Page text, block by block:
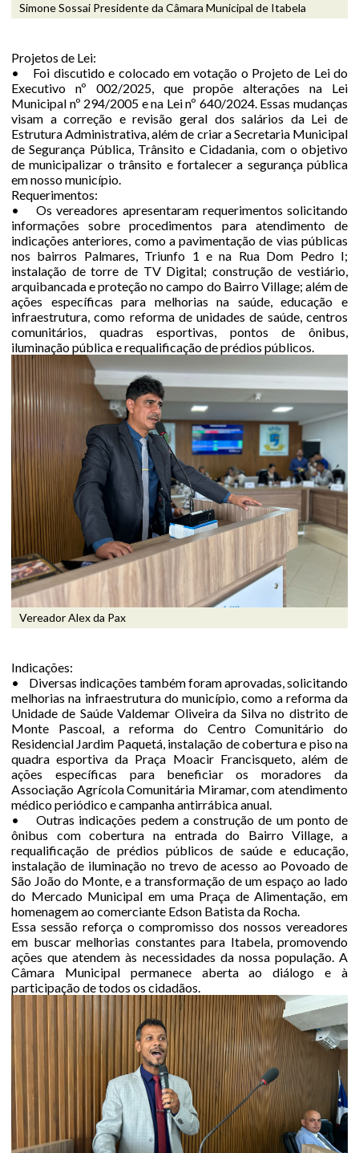
Simone Sossai Presidente da Câmara Municipal de Itabela
Projetos de Lei:
• Foi discutido e colocado em votação o Projeto de Lei do
Executivo nº 002/2025, que propõe alterações na Lei
Municipal nº 294/2005 e na Lei nº 640/2024. Essas mudanças
visam a correção e revisão geral dos salários da Lei de
Estrutura Administrativa, além de criar a Secretaria Municipal
de Segurança Pública, Trânsito e Cidadania, com o objetivo
de municipalizar o trânsito e fortalecer a segurança pública
em nosso município.
Requerimentos:
• Os vereadores apresentaram requerimentos solicitando
informações sobre procedimentos para atendimento de
indicações anteriores, como a pavimentação de vias públicas
nos bairros Palmares, Triunfo 1 e na Rua Dom Pedro I;
instalação de torre de TV Digital; construção de vestiário,
arquibancada e proteção no campo do Bairro Village; além de
ações específicas para melhorias na saúde, educação e
infraestrutura, como reforma de unidades de saúde, centros
comunitários, quadras esportivas, pontos de ônibus,
iluminação pública e requalificação de prédios públicos.
Vereador Alex da Pax
Indicações:
• Diversas indicações também foram aprovadas, solicitando
melhorias na infraestrutura do município, como a reforma da
Unidade de Saúde Valdemar Oliveira da Silva no distrito de
Monte Pascoal, a reforma do Centro Comunitário do
Residencial Jardim Paquetá, instalação de cobertura e piso na
quadra esportiva da Praça Moacir Francisqueto, além de
ações específicas para beneficiar os moradores da
Associação Agrícola Comunitária Miramar, com atendimento
médico periódico e campanha antirrábica anual.
• Outras indicações pedem a construção de um ponto de
ônibus com cobertura na entrada do Bairro Village, a
requalificação de prédios públicos de saúde e educação,
instalação de iluminação no trevo de acesso ao Povoado de
São João do Monte, e a transformação de um espaço ao lado
do Mercado Municipal em uma Praça de Alimentação, em
homenagem ao comerciante Edson Batista da Rocha.
Essa sessão reforça o compromisso dos nossos vereadores
em buscar melhorias constantes para Itabela, promovendo
ações que atendem às necessidades da nossa população. A
Câmara Municipal permanece aberta ao diálogo e à
participação de todos os cidadãos.